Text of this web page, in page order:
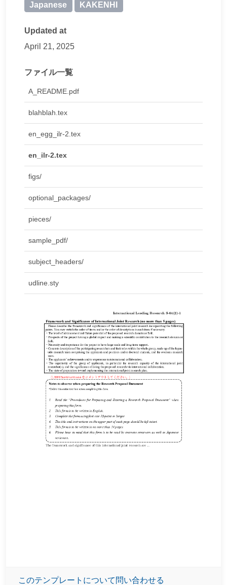
Japanese
KAKENHI
Updated at
April 21, 2025
ファイル一覧
A_README.pdf
blahblah.tex
en_egg_ilr-2.tex
en_ilr-2.tex
figs/
optional_packages/
pieces/
sample_pdf/
subject_headers/
udline.sty
このテンプレートについて問い合わせる